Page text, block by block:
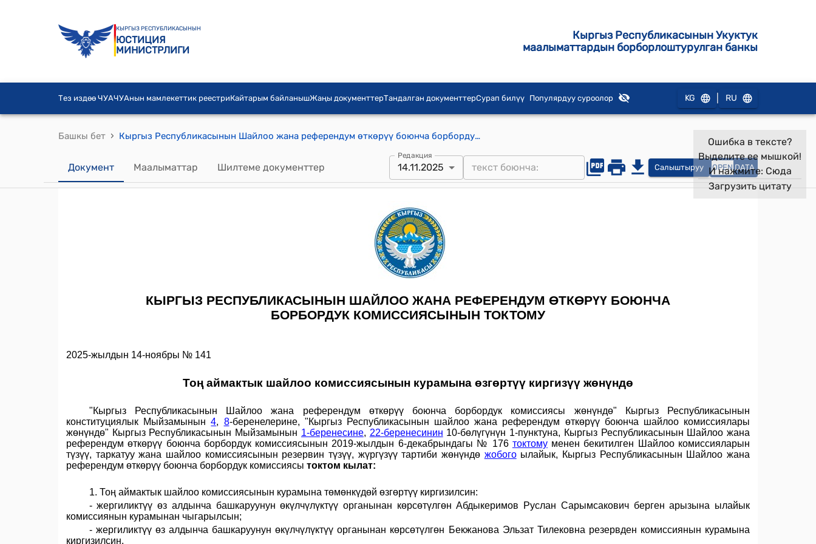
КЫРГЫЗ РЕСПУБЛИКАСЫНЫН
ЮСТИЦИЯ
МИНИСТРЛИГИ
Кыргыз Республикасынын Укуктук
маалыматтардын борборлоштурулган банкы
Тез издөө ЧУАЧУАнын мамлекеттик реестриКайтарым байланышЖаңы документтерТандалган документтерСурап билүү Популярдуу суроолор KG RU
Башкы бет › Кыргыз Республикасынын Шайлоо жана референдум өткөрүү боюнча борбордук комиссиясынын 2025-жылдын 14-ноябрындагы № 141 "Тоң аймактык шайлоо комиссиясынын курамына өзгөртүү киргизүү жөнүндө" токтому
Документ Маалыматтар Шилтеме документтер
Редакция
14.11.2025 Салыштыруу OPEN DATA
Ошибка в тексте?
Выделите ее мышкой!
И нажмите: Сюда
Загрузить цитату